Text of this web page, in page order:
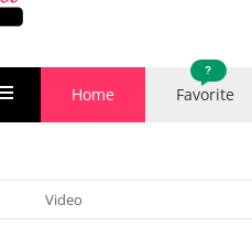
Home Favorite
?
Video